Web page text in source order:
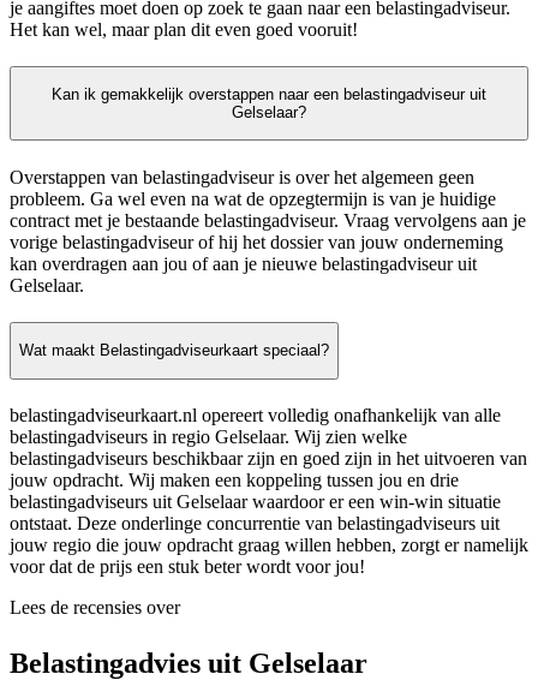
je aangiftes moet doen op zoek te gaan naar een belastingadviseur.
Het kan wel, maar plan dit even goed vooruit!
Kan ik gemakkelijk overstappen naar een belastingadviseur uit
Gelselaar?
Overstappen van belastingadviseur is over het algemeen geen
probleem. Ga wel even na wat de opzegtermijn is van je huidige
contract met je bestaande belastingadviseur. Vraag vervolgens aan je
vorige belastingadviseur of hij het dossier van jouw onderneming
kan overdragen aan jou of aan je nieuwe belastingadviseur uit
Gelselaar.
Wat maakt Belastingadviseurkaart speciaal?
belastingadviseurkaart.nl opereert volledig onafhankelijk van alle
belastingadviseurs in regio Gelselaar. Wij zien welke
belastingadviseurs beschikbaar zijn en goed zijn in het uitvoeren van
jouw opdracht. Wij maken een koppeling tussen jou en drie
belastingadviseurs uit Gelselaar waardoor er een win-win situatie
ontstaat. Deze onderlinge concurrentie van belastingadviseurs uit
jouw regio die jouw opdracht graag willen hebben, zorgt er namelijk
voor dat de prijs een stuk beter wordt voor jou!
Lees de recensies over
Belastingadvies uit Gelselaar